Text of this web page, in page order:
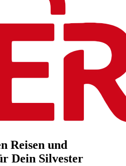
Reisen und
Dein Silvester